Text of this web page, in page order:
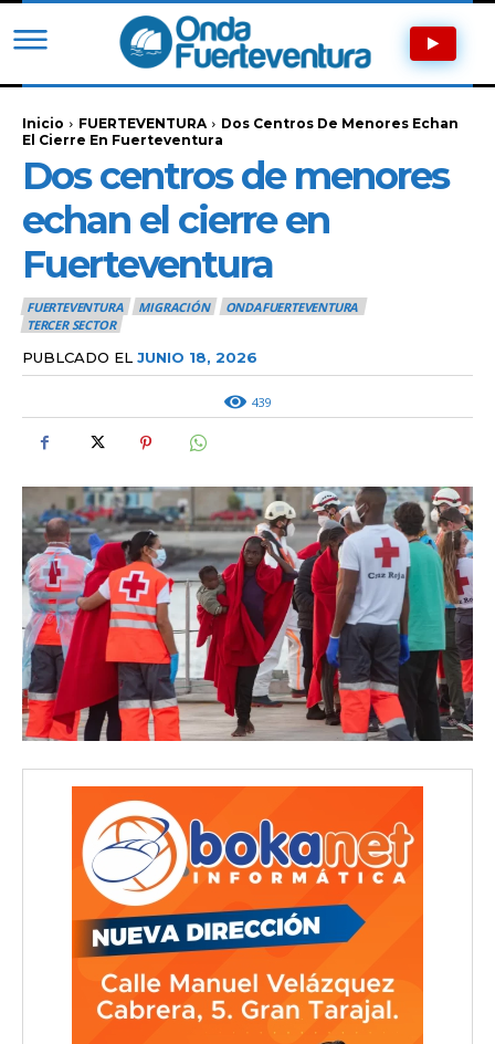
Inicio FUERTEVENTURA
Dos Centros De Menores Echan
El Cierre En Fuerteventura
Dos centros de menores
echan el cierre en
Fuerteventura
FUERTEVENTURA MIGRACIÓN
ONDAFUERTEVENTURA
TERCER SECTOR
PUBLCADO EL JUNIO 18, 2026
439